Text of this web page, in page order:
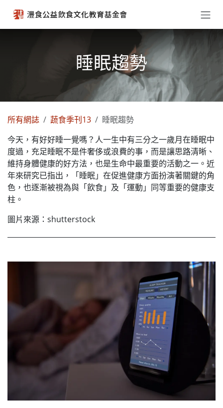
睡眠趨勢
所有網誌 蔬食季刊13
睡眠趨勢
今天，有好好睡一覺嗎？人一生中有三分之一歲月在睡眠中
度過，充足睡眠不是件奢侈或浪費的事，而是讓思路清晰、
維持身體健康的好方法，也是生命中最重要的活動之一。近
年來研究已指出，「睡眠」在促進健康方面扮演著關鍵的角
色，也逐漸被視為與「飲食」及「運動」同等重要的健康支
柱。
圖片來源：shutterstock